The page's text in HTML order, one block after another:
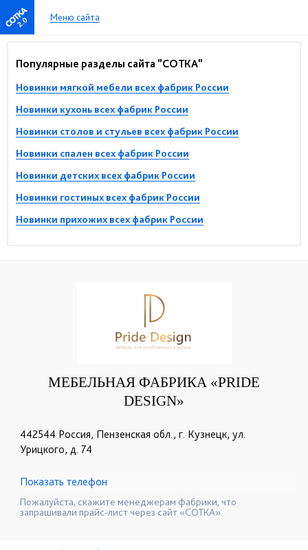
2.0 Меню сайта
Популярные разделы сайта "СОТКА"
Новинки мягкой мебели всех фабрик России
Новинки кухонь всех фабрик России
Новинки столов и стульев всех фабрик России
Новинки спален всех фабрик России
Новинки детских всех фабрик России
Новинки гостиных всех фабрик России
Новинки прихожих всех фабрик России
МЕБЕЛЬНАЯ ФАБРИКА «PRIDE
DESIGN»
442544 Россия, Пензенская обл., г. Кузнецк, ул.
Урицкого, д. 74
☎+7 (937) 666-10-50
Показать телефон
Пожалуйста, скажите менеджерам фабрики, что
запрашивали прайс-лист через сайт «СОТКА».